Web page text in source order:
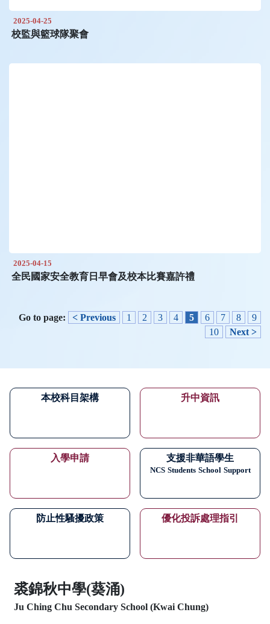
2025-04-25
校監與籃球隊聚會
2025-04-15
全民國家安全教育日早會及校本比賽嘉許禮
Go to page: < Previous 1 2 3 4 5 6 7 8
9
10
Next >
本校科目架構 升中資訊
入學申請 支援非華語學生
NCS Students School Support
防止性騷擾政策 優化投訴處理指引
裘錦秋中學(葵涌)
Ju Ching Chu Secondary School (Kwai Chung)